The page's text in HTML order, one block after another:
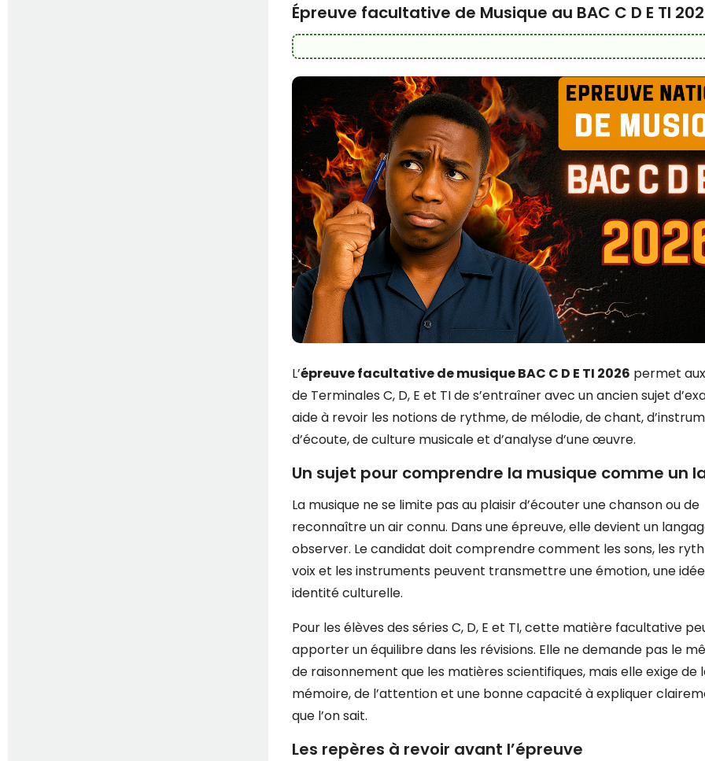
Épreuve facultative de Musique au BAC C D E TI
L’épreuve facultative de musique BAC C D E TI 2026 permet
de Terminales C, D, E et TI de s’entraîner avec un ancien sujet
aide à revoir les notions de rythme, de mélodie, de chant,
d’écoute, de culture musicale et d’analyse d’une œuvre.
Un sujet pour comprendre la musique comme un
La musique ne se limite pas au plaisir d’écouter une chanson ou de
reconnaître un air connu. Dans une épreuve, elle devient un
observer. Le candidat doit comprendre comment les sons, les
voix et les instruments peuvent transmettre une émotion, une
identité culturelle.
Pour les élèves des séries C, D, E et TI, cette matière facultative
apporter un équilibre dans les révisions. Elle ne demande pas le
de raisonnement que les matières scientifiques, mais elle exige de
mémoire, de l’attention et une bonne capacité à expliquer
que l’on sait.
Les repères à revoir avant l’épreuve